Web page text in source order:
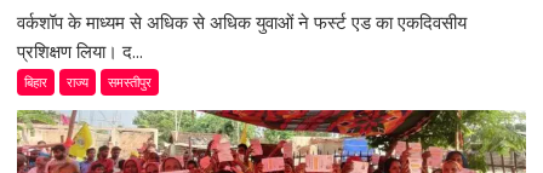
वर्कशॉप के माध्यम से अधिक से अधिक युवाओं ने फर्स्ट एड का एकदिवसीय
प्रशिक्षण लिया। द...
बिहार राज्य समस्तीपुर